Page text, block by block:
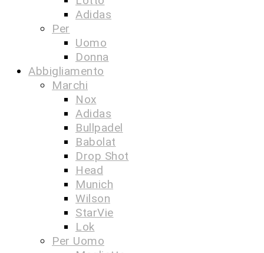
Adidas
Per
Uomo
Donna
Abbigliamento
Marchi
Nox
Adidas
Bullpadel
Babolat
Drop Shot
Head
Munich
Wilson
StarVie
Lok
Per Uomo